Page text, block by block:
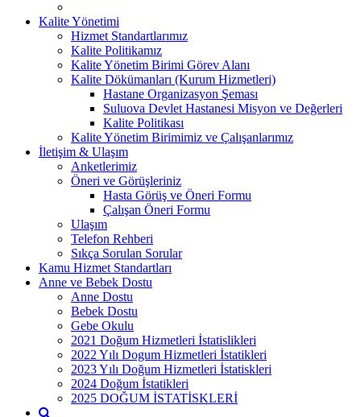
Kalite Yönetimi
Hizmet Standartlarımız
Kalite Politikamız
Kalite Yönetim Birimi Görev Alanı
Kalite Dökümanları (Kurum Hizmetleri)
Hastane Organizasyon Şeması
Suluova Devlet Hastanesi Misyon ve Değerleri
Kalite Politikası
Kalite Yönetim Birimimiz ve Çalışanlarımız
İletişim & Ulaşım
Anketlerimiz
Öneri ve Görüşleriniz
Hasta Görüş ve Öneri Formu
Çalışan Öneri Formu
Ulaşım
Telefon Rehberi
Sıkça Sorulan Sorular
Kamu Hizmet Standartları
Anne ve Bebek Dostu
Anne Dostu
Bebek Dostu
Gebe Okulu
2021 Doğum Hizmetleri İstatislikleri
2022 Yılı Dogum Hizmetleri İstatikleri
2023 Yılı Doğum Hizmetleri İstatiskleri
2024 Doğum İstatikleri
2025 DOĞUM İSTATİSKLERİ